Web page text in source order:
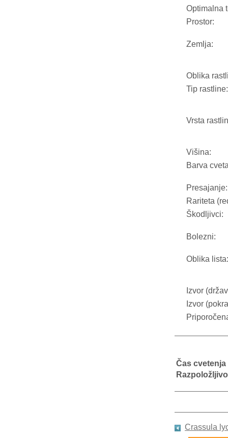
Optimalna
Prostor:
Zemlja:
Oblika
Tip rastline:
Vrsta
Višina:
Barva
Presajanje:
Rariteta
Škodljivci:
Bolezni:
Oblika lista:
Izvor
Izvor
Čas cvetenja
Crassula